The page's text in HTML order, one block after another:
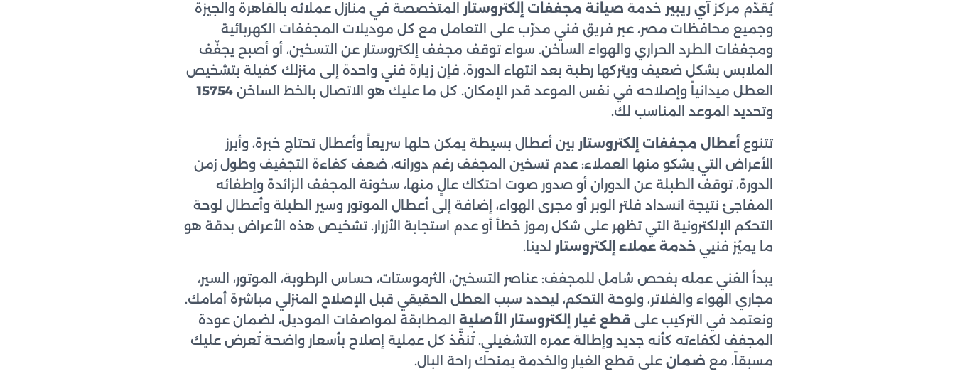
يُقدّم مركز آي ريبير خدمة صيانة مجففات إلكتروستار المتخصصة في منازل عملائه بالقاهرة والجيزة
وجميع محافظات مصر، عبر فريق فني مدرّب على التعامل مع كل موديلات المجففات الكهربائية
ومجففات الطرد الحراري والهواء الساخن. سواء توقف مجفف إلكتروستار عن التسخين، أو أصبح يجفّف
الملابس بشكل ضعيف ويتركها رطبة بعد انتهاء الدورة، فإن زيارة فني واحدة إلى منزلك كفيلة بتشخيص
العطل ميدانياً وإصلاحه في نفس الموعد قدر الإمكان. كل ما عليك هو الاتصال بالخط الساخن 15754
وتحديد الموعد المناسب لك.
تتنوع أعطال مجففات إلكتروستار بين أعطال بسيطة يمكن حلها سريعاً وأعطال تحتاج خبرة، وأبرز
الأعراض التي يشكو منها العملاء: عدم تسخين المجفف رغم دورانه، ضعف كفاءة التجفيف وطول زمن
الدورة، توقف الطبلة عن الدوران أو صدور صوت احتكاك عالٍ منها، سخونة المجفف الزائدة وإطفائه
المفاجئ نتيجة انسداد فلتر الوبر أو مجرى الهواء، إضافة إلى أعطال الموتور وسير الطبلة وأعطال لوحة
التحكم الإلكترونية التي تظهر على شكل رموز خطأ أو عدم استجابة الأزرار. تشخيص هذه الأعراض بدقة هو
ما يميّز فنيي خدمة عملاء إلكتروستار لدينا.
يبدأ الفني عمله بفحص شامل للمجفف: عناصر التسخين، الثرموستات، حساس الرطوبة، الموتور، السير،
مجاري الهواء والفلاتر، ولوحة التحكم، ليحدد سبب العطل الحقيقي قبل الإصلاح المنزلي مباشرة أمامك.
ونعتمد في التركيب على قطع غيار إلكتروستار الأصلية المطابقة لمواصفات الموديل، لضمان عودة
المجفف لكفاءته كأنه جديد وإطالة عمره التشغيلي. تُنفَّذ كل عملية إصلاح بأسعار واضحة تُعرض عليك
مسبقاً، مع ضمان على قطع الغيار والخدمة يمنحك راحة البال.